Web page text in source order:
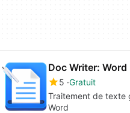
Doc Writer:
5 Gratuit
Traitement de texte
Word